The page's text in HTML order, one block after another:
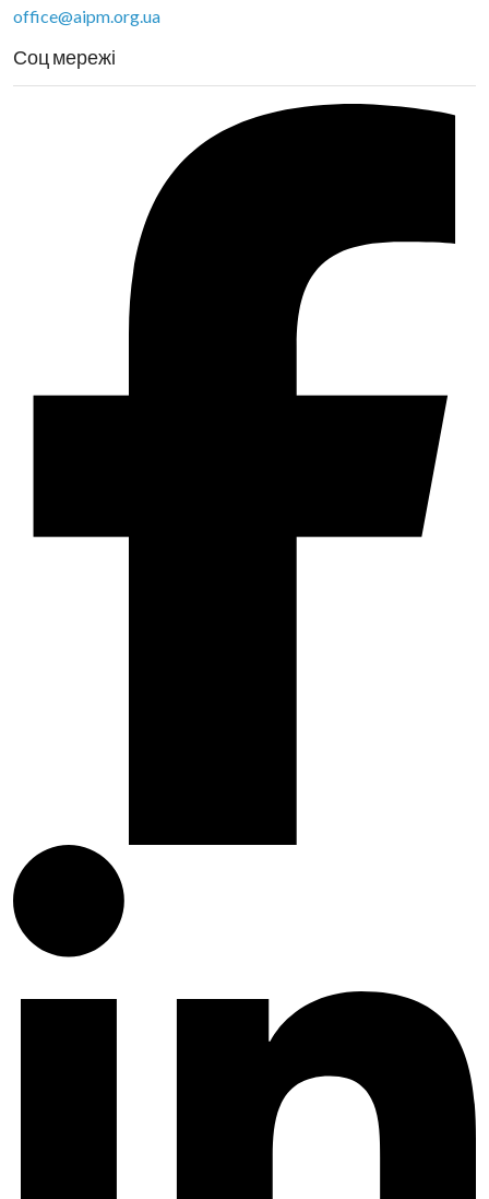
office@aipm.org.ua
Соц мережі